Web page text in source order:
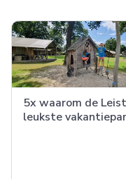
5x waarom de
leukste